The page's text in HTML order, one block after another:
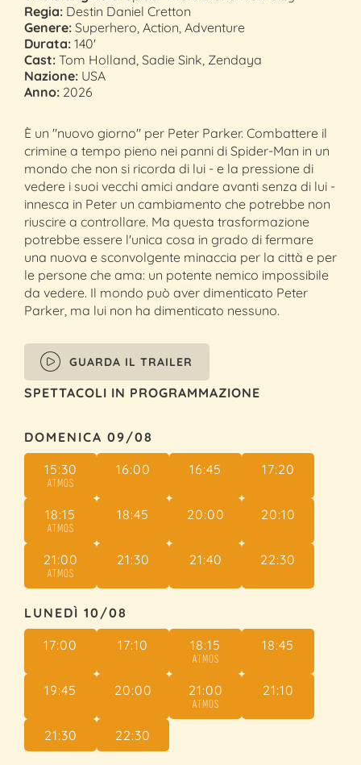
Regia: Destin Daniel Cretton
Genere: Superhero, Action, Adventure
Durata: 140'
Cast: Tom Holland, Sadie Sink, Zendaya
Nazione: USA
Anno: 2026
È un "nuovo giorno" per Peter Parker. Combattere il
crimine a tempo pieno nei panni di Spider-Man in un
mondo che non si ricorda di lui - e la pressione di
vedere i suoi vecchi amici andare avanti senza di lui -
innesca in Peter un cambiamento che potrebbe non
riuscire a controllare. Ma questa trasformazione
potrebbe essere l'unica cosa in grado di fermare
una nuova e sconvolgente minaccia per la città e per
le persone che ama: un potente nemico impossibile
da vedere. Il mondo può aver dimenticato Peter
Parker, ma lui non ha dimenticato nessuno.
GUARDA IL TRAILER
SPETTACOLI IN PROGRAMMAZIONE
DOMENICA 09/08
15:30
ATMOS
16:00 16:45 17:20
18:15
ATMOS
18:45 20:00 20:10
21:00
ATMOS
21:30 21:40 22:30
LUNEDÌ 10/08
17:00
17:10 18:15
ATMOS
18:45
19:45 20:00 21:00
ATMOS
21:10
21:30 22:30